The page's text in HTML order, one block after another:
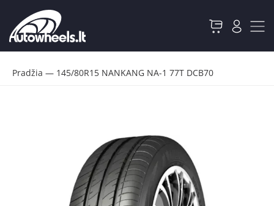
Pradžia — 145/80R15 NANKANG NA-1 77T DCB70